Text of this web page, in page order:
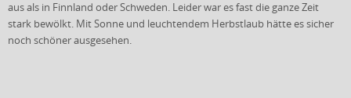
aus als in Finnland oder Schweden. Leider war es fast die ganze Zeit
stark bewölkt. Mit Sonne und leuchtendem Herbstlaub hätte es sicher
noch schöner ausgesehen.